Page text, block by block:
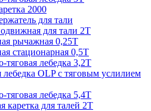
2000
для тали
для тали 2Т
рычажная 0,25Т
стационарная 0,5Т
лебедка 3,2Т
OLP с тяговым услилием
лебедка 5,4Т
каретка для талей 2Т